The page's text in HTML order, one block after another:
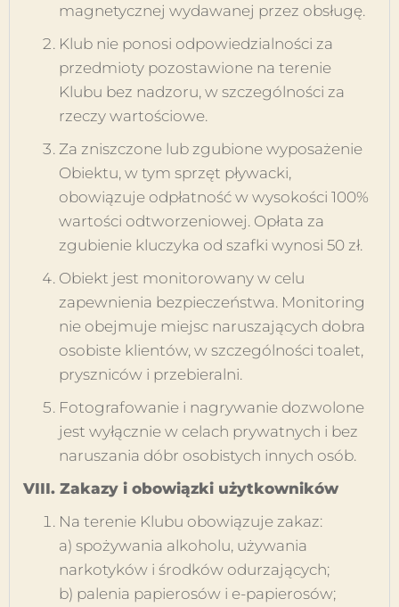
magnetycznej wydawanej przez obsługę.
Klub nie ponosi odpowiedzialności za
przedmioty pozostawione na terenie
Klubu bez nadzoru, w szczególności za
rzeczy wartościowe.
Za zniszczone lub zgubione wyposażenie
Obiektu, w tym sprzęt pływacki,
obowiązuje odpłatność w wysokości 100%
wartości odtworzeniowej. Opłata za
zgubienie kluczyka od szafki wynosi 50 zł.
Obiekt jest monitorowany w celu
zapewnienia bezpieczeństwa. Monitoring
nie obejmuje miejsc naruszających dobra
osobiste klientów, w szczególności toalet,
pryszniców i przebieralni.
Fotografowanie i nagrywanie dozwolone
jest wyłącznie w celach prywatnych i bez
naruszania dóbr osobistych innych osób.
VIII. Zakazy i obowiązki użytkowników
Na terenie Klubu obowiązuje zakaz:
a) spożywania alkoholu, używania
narkotyków i środków odurzających;
b) palenia papierosów i e-papierosów;